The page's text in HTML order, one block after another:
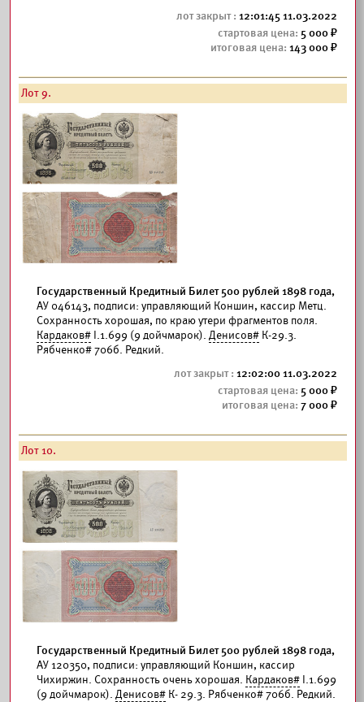
12:01:45 11.03.2022
5 000
143 000
Лот 9.
Государственный Кредитный Билет 500 рублей 1898 года,
АУ 046143, подписи: управляющий Коншин, кассир Метц.
Сохранность хорошая, по краю утери фрагментов поля.
Кардаков# I.1.699 (9 дойчмарок). Денисов# К-29.3.
Рябченко# 706б. Редкий.
12:02:00 11.03.2022
5 000
7 000
Лот 10.
Государственный Кредитный Билет 500 рублей 1898 года,
АУ 120350, подписи: управляющий Коншин, кассир
Чихиржин. Сохранность очень хорошая. Кардаков# I.1.699
(9 дойчмарок). Денисов# К- 29.3. Рябченко# 706б. Редкий.